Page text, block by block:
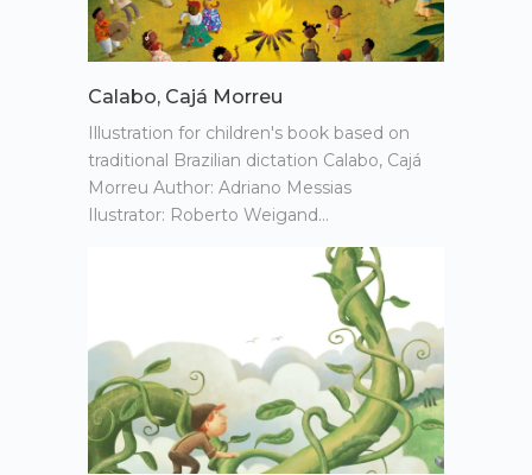
Calabo, Cajá Morreu
Illustration for children's book based on
traditional Brazilian dictation Calabo, Cajá
Morreu Author: Adriano Messias
Ilustrator: Roberto Weigand…